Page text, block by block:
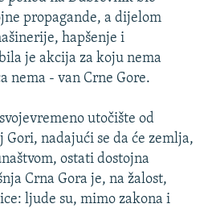
propagande, a dijelom
hapšenje i
je akcija za koju nema
nema - van Crne Gore.
utočište od
Gori, nadajući se da će zemlja,
ostati dostojna
Crna Gora je, na žalost,
ljude su, mimo zakona i